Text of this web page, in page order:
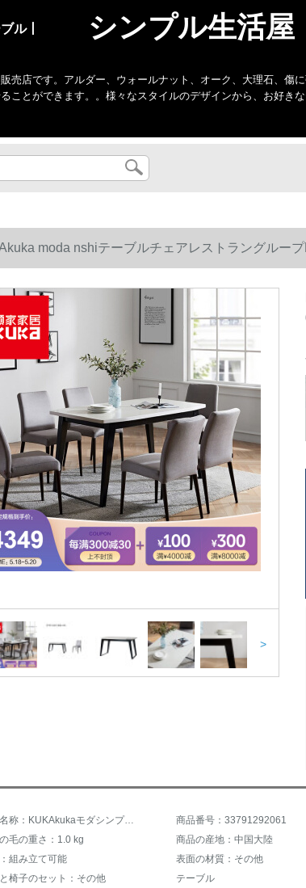
ル丨 シンプル生活屋
売店です。アルダー、ウォールナット、オーク、大理石、傷
ことができます。。様々なスタイルのデザインから、お好き
moda nshiテーブルチェアレストラングルー
>
商品名称：KUKAkukaモダシンプレルテーブル・テーブル・チェアのお客様セットPTBY 020【15日出荷】テーブル4椅子 商品番号：33791292061
毛の重さ：1.0 kg
商品の産地：中国大陸
組み立て可能
表面の材質：その他
椅子のセット：その他
テーブル